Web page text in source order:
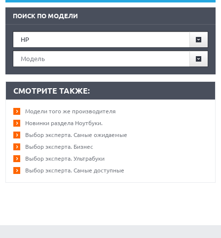
ПОИСК ПО МОДЕЛИ
HP
Модель
СМОТРИТЕ ТАКЖЕ:
Модели того же производителя
Новинки раздела Ноутбуки.
Выбор эксперта. Самые ожидаемые
Выбор эксперта. Бизнес
Выбор эксперта. Ультрабуки
Выбор эксперта. Самые доступные